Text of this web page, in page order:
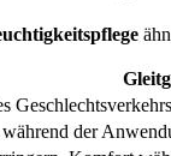
der